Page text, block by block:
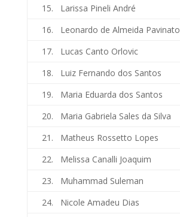
15. Larissa Pineli André
16. Leonardo de Almeida Pavinato
17. Lucas Canto Orlovic
18. Luiz Fernando dos Santos
19. Maria Eduarda dos Santos
20. Maria Gabriela Sales da Silva
21. Matheus Rossetto Lopes
22. Melissa Canalli Joaquim
23. Muhammad Suleman
24. Nicole Amadeu Dias